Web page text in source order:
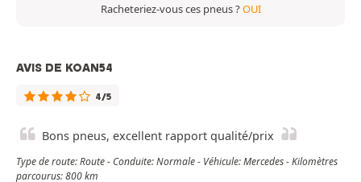
Racheteriez-vous ces pneus ?OUI
AVIS DE KOAN54
4/5
Bons pneus, excellent rapport qualité/prix
Type de route: Route - Conduite: Normale - Véhicule: Mercedes - Kilomètres
parcourus: 800 km